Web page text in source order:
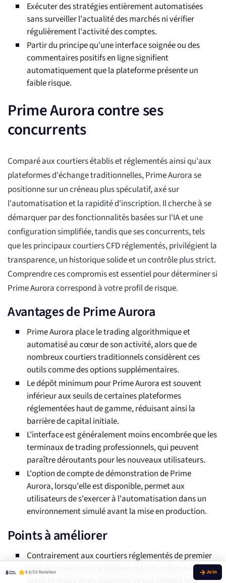
Exécuter des stratégies entièrement automatisées
sans surveiller l'actualité des marchés ni vérifier
régulièrement l'activité des comptes.
Partir du principe qu'une interface soignée ou des
commentaires positifs en ligne signifient
automatiquement que la plateforme présente un
faible risque.
Prime Aurora contre ses
concurrents
Comparé aux courtiers établis et réglementés ainsi qu'aux
plateformes d'échange traditionnelles, Prime Aurora se
positionne sur un créneau plus spéculatif, axé sur
l'automatisation et la rapidité d'inscription. Il cherche à se
démarquer par des fonctionnalités basées sur l'IA et une
configuration simplifiée, tandis que ses concurrents, tels
que les principaux courtiers CFD réglementés, privilégient la
transparence, un historique solide et un contrôle plus strict.
Comprendre ces compromis est essentiel pour déterminer si
Prime Aurora correspond à votre profil de risque.
Avantages de Prime Aurora
Prime Aurora place le trading algorithmique et
automatisé au cœur de son activité, alors que de
nombreux courtiers traditionnels considèrent ces
outils comme des options supplémentaires.
Le dépôt minimum pour Prime Aurora est souvent
inférieur aux seuils de certaines plateformes
réglementées haut de gamme, réduisant ainsi la
barrière de capital initiale.
L'interface est généralement moins encombrée que les
terminaux de trading professionnels, qui peuvent
paraître déroutants pour les nouveaux utilisateurs.
L'option de compte de démonstration de Prime
Aurora, lorsqu'elle est disponible, permet aux
utilisateurs de s'exercer à l'automatisation dans un
environnement simulé avant la mise en production.
Points à améliorer
Contrairement aux courtiers réglementés de premier
plan, Prime Aurora ne détient pas elle-même de
8.6/10 Notation